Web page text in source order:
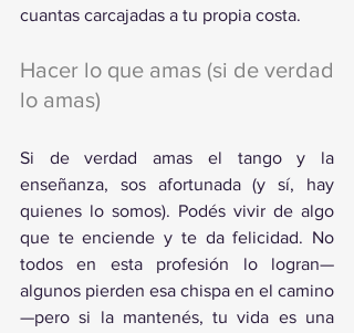
cuantas carcajadas a tu propia costa.
Hacer lo que amas (si de verdad
lo amas)
Si de verdad amas el tango y la
enseñanza, sos afortunada (y sí, hay
quienes lo somos). Podés vivir de algo
que te enciende y te da felicidad. No
todos en esta profesión lo logran—
algunos pierden esa chispa en el camino
—pero si la mantenés, tu vida es una